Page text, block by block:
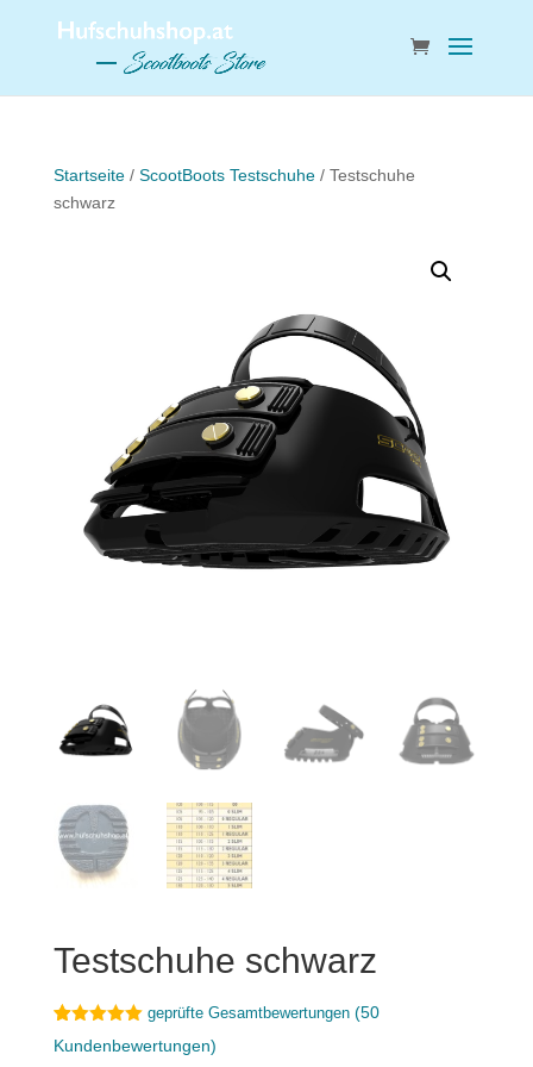
Startseite/ ScootBoots Testschuhe/ Testschuhe
schwarz
Testschuhe schwarz
Bewertet
mit5.00
50
geprüfte Gesamtbewertungen (50
Kundenbewertungen)